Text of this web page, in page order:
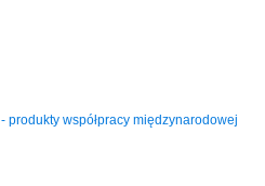
produkty współpracy międzynarodowej